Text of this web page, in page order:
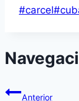
#carcel#
Anterior